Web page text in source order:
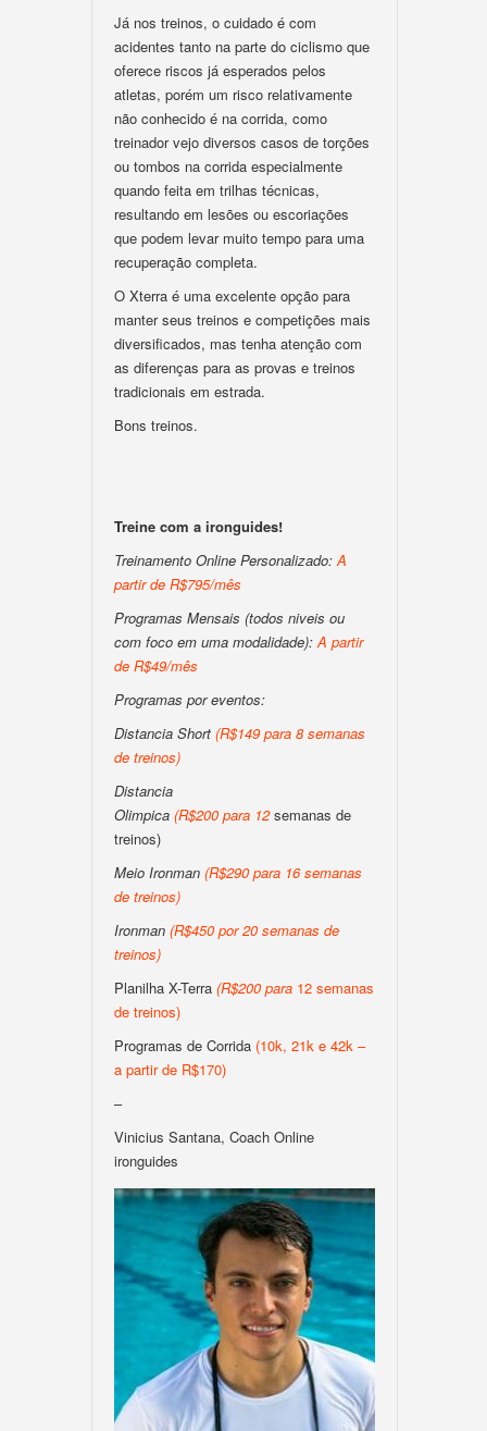
Já nos treinos, o cuidado é com
acidentes tanto na parte do ciclismo que
oferece riscos já esperados pelos
atletas, porém um risco relativamente
não conhecido é na corrida, como
treinador vejo diversos casos de torções
ou tombos na corrida especialmente
quando feita em trilhas técnicas,
resultando em lesões ou escoriações
que podem levar muito tempo para uma
recuperação completa.
O Xterra é uma excelente opção para
manter seus treinos e competições mais
diversificados, mas tenha atenção com
as diferenças para as provas e treinos
tradicionais em estrada.
Bons treinos.
Treine com a ironguides!
Treinamento Online Personalizado:A
partir de R$795/mês
Programas Mensais (todos niveis ou
com foco em uma modalidade):A partir
de R$49/mês
Programas por eventos:
Distancia Short (R$149 para 8 semanas
de treinos)
Distancia
Olimpica (R$200 para 12semanas de
treinos)
Meio Ironman (R$290 para 16 semanas
de treinos)
Ironman (R$450 por 20 semanas de
treinos)
Planilha X-Terra (R$200 para 12 semanas
de treinos)
Programas de Corrida (10k, 21k e 42k –
a partir de R$170)
–
Vinicius Santana, Coach Online
ironguides